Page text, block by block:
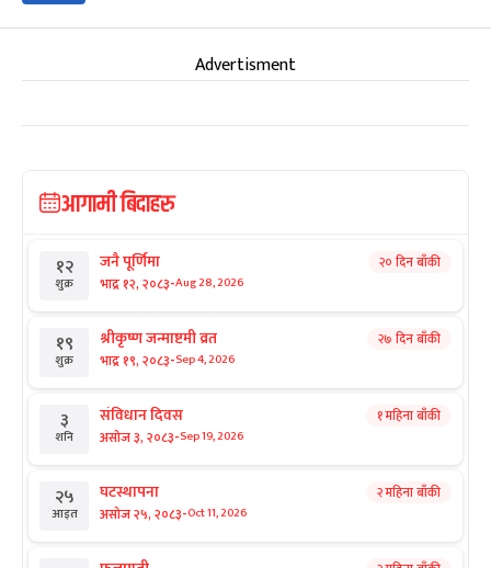
Advertisment
आगामी बिदाहरु
१२
शुक्र
जनै पूर्णिमा
भाद्र १२, २०८३-Aug 28, 2026
२० दिन बाँकी
१९
शुक्र
श्रीकृष्ण जन्माष्टमी व्रत
भाद्र १९, २०८३-Sep 4, 2026
२७ दिन बाँकी
३
शनि
संविधान दिवस
असोज ३, २०८३-Sep 19, 2026
१ महिना बाँकी
२५
आइत
घटस्थापना
असोज २५, २०८३-Oct 11, 2026
२ महिना बाँकी